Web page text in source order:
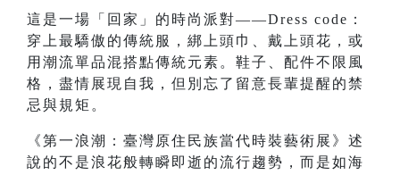
這是一場「回家」的時尚派對——Dress code：
穿上最驕傲的傳統服，綁上頭巾、戴上頭花，或
用潮流單品混搭點傳統元素。鞋子、配件不限風
格，盡情展現自我，但別忘了留意長輩提醒的禁
忌與規矩。
《第一浪潮：臺灣原住民族當代時裝藝術展》述
說的不是浪花般轉瞬即逝的流行趨勢，而是如海